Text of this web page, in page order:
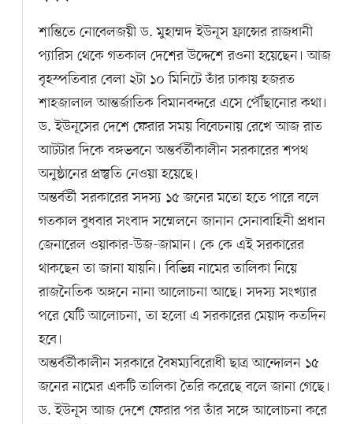
শান্তিতে নোবেলজয়ী ড. মুহাম্মদ ইউনূস ফ্রান্সের রাজধানী
প্যারিস থেকে গতকাল দেশের উদ্দেশে রওনা হয়েছেন। আজ
বৃহস্পতিবার বেলা ২টা ১০ মিনিটে তাঁর ঢাকায় হজরত
শাহজালাল আন্তর্জাতিক বিমানবন্দরে এসে পৌঁছানোর কথা।
ড. ইউনূসের দেশে ফেরার সময় বিবেচনায় রেখে আজ রাত
আটটার দিকে বঙ্গভবনে অন্তর্বর্তীকালীন সরকারের শপথ
অনুষ্ঠানের প্রস্তুতি নেওয়া হয়েছে।
অন্তর্বর্তী সরকারের সদস্য ১৫ জনের মতো হতে পারে বলে
গতকাল বুধবার সংবাদ সম্মেলনে জানান সেনাবাহিনী প্রধান
জেনারেল ওয়াকার-উজ-জামান। কে কে এই সরকারের
থাকছেন তা জানা যায়নি। বিভিন্ন নামের তালিকা নিয়ে
রাজনৈতিক অঙ্গনে নানা আলোচনা আছে। সদস্য সংখ্যার
পরে যেটি আলোচনা, তা হলো এ সরকারের মেয়াদ কতদিন
হবে।
অন্তর্বর্তীকালীন সরকারে বৈষম্যবিরোধী ছাত্র আন্দোলন ১৫
জনের নামের একটি তালিকা তৈরি করেছে বলে জানা গেছে।
ড. ইউনূস আজ দেশে ফেরার পর তাঁর সঙ্গে আলোচনা করে